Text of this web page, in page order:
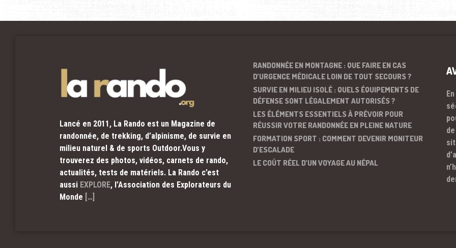
Lancé en 2011, La Rando est un Magazine de
randonnée, de trekking, d’alpinisme, de survie en
milieu naturel & de sports Outdoor.Vous y
trouverez des photos, vidéos, carnets de rando,
actualités, tests de matériels. La Rando c’est
aussi EXPLORE, l’Association des Explorateurs du
Monde […]
RANDONNÉE EN MONTAGNE : QUE FAIRE EN CAS
D’URGENCE MÉDICALE LOIN DE TOUT SECOURS ?
SURVIE EN MILIEU ISOLÉ : QUELS ÉQUIPEMENTS DE
DÉFENSE SONT LÉGALEMENT AUTORISÉS ?
LES ÉLÉMENTS ESSENTIELS À PRÉVOIR POUR
RÉUSSIR VOTRE RANDONNÉE EN PLEINE NATURE
FORMATION SPORT : COMMENT DEVENIR MONITEUR
D’ESCALADE
LE COÛT RÉEL D’UN VOYAGE AU NÉPAL